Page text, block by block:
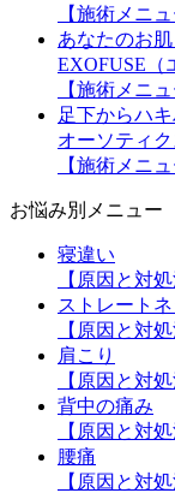
【施術メニュ
あなたのお
EXOFUSE（
【施術メニュ
足下からハ
オーソティク
【施術メニュ
お悩み別メニュー
寝違い
【原因と対処
ストレート
【原因と対処
肩こり
【原因と対処
背中の痛み
【原因と対処
腰痛
【原因と対処